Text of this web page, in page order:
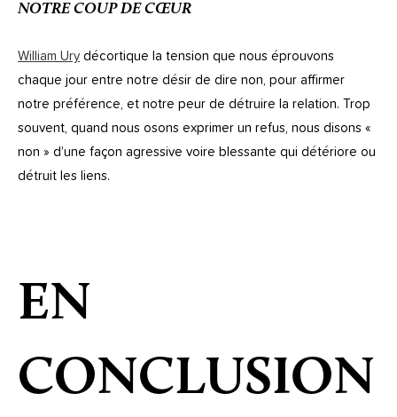
NOTRE COUP DE CŒUR
William Ury décortique la tension que nous éprouvons
chaque jour entre notre désir de dire non, pour affirmer
notre préférence, et notre peur de détruire la relation. Trop
souvent, quand nous osons exprimer un refus, nous disons «
non » d’une façon agressive voire blessante qui détériore ou
détruit les liens.
EN
CONCLUSION